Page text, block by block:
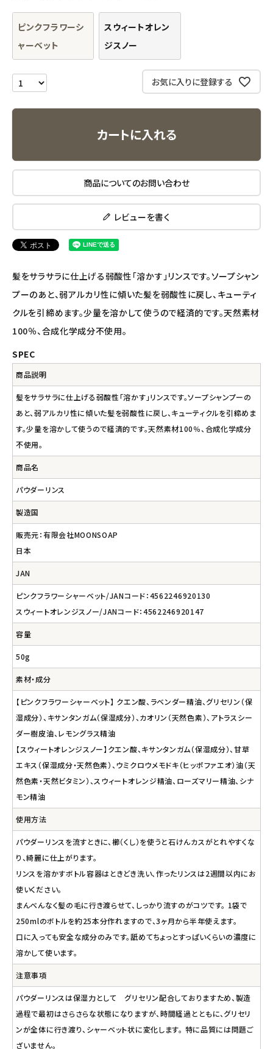
フード・ドリンク
ブランド
定期購入
オリジナルブランド
エコリュクス
エコメイト
ナチュラプラス
アルモニベルツ
ご利用ガイド等
アカウント情報
ようこそ ゲスト 様
meeting_room ログイン person 会員登録
ピンクフラワーシ
ャーベット
スウィートオレン
ジスノー
お気に入りに登録する
カートに入れる
商品についてのお問い合わせ
レビューを書く
髪をサラサラに仕上げる弱酸性「溶かす」リンスです。ソープシャン
プーのあと、弱アルカリ性に傾いた髪を弱酸性に戻し、キューティ
クルを引締めます。少量を溶かして使うので経済的です。天然素材
100％、合成化学成分不使用。
SPEC
商品説明
髪をサラサラに仕上げる弱酸性「溶かす」リンスです。ソープシャンプーの
あと、弱アルカリ性に傾いた髪を弱酸性に戻し、キューティクルを引締めま
す。少量を溶かして使うので経済的です。天然素材100％、合成化学成分
不使用。
商品名
パウダーリンス
製造国
販売元：有限会社MOONSOAP
日本
JAN
ピンクフラワーシャーベット/JANコード：4562246920130
スウィートオレンジスノー/JANコード：4562246920147
容量
50g
素材・成分
【ピンクフラワーシャーベット】 クエン酸、ラベンダー精油、グリセリン（保
湿成分）、キサンタンガム（保湿成分）、カオリン（天然色素）、アトラスシー
ダー樹皮油、レモングラス精油
【スウィートオレンジスノー】クエン酸、キサンタンガム（保湿成分）、甘草
エキス（保湿成分・天然色素）、ウミクロウメモドキ（ヒッポファエオ）油（天
然色素・天然ビタミン）、スウィートオレンジ精油、ローズマリー精油、シナ
モン精油
使用方法
パウダーリンスを流すときに、櫛（くし）を使うと石けんカスがとれやすくな
り、綺麗に仕上がります。
リンスを溶かすボトル容器はときどき洗い、作ったリンスは2週間以内にお
使いください。
まんべんなく髪の毛に行き渡らせて、しっかり流すのがコツです。 1袋で
250mlのボトルを約25本分作れますので、3ヶ月から半年使えます。
口に入っても安全な成分のみです。舐めてちょっとすっぱいくらいの濃度に
溶かして使います。
注意事項
パウダーリンスは保湿力として グリセリン配合しておりますため、製造
過程で最初はさらさらな状態になりますが、時間経過とともに、グリセリ
ンが全体に行き渡り、シャーベット状に変化します。 特に品質には問題ご
ざいません。